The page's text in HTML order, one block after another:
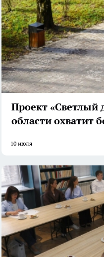
Проект «Светлый
области охватит
10 июля